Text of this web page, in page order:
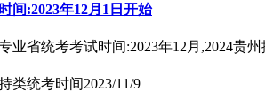
间:2023年12月1日开始
省统考考试时间:2023年12月,2024贵
类统考时间2023/11/9